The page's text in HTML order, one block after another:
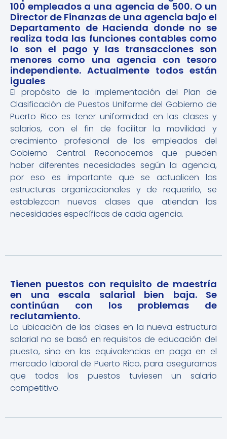
100 empleados a una agencia de 500. O un
Director de Finanzas de una agencia bajo el
Departamento de Hacienda donde no se
realiza toda las funciones contables como
lo son el pago y las transacciones son
menores como una agencia con tesoro
independiente. Actualmente todos están
iguales
El propósito de la implementación del Plan de
Clasificación de Puestos Uniforme del Gobierno de
Puerto Rico es tener uniformidad en las clases y
salarios, con el fin de facilitar la movilidad y
crecimiento profesional de los empleados del
Gobierno Central. Reconocemos que pueden
haber diferentes necesidades según la agencia,
por eso es importante que se actualicen las
estructuras organizacionales y de requerirlo, se
establezcan nuevas clases que atiendan las
necesidades específicas de cada agencia.
Tienen puestos con requisito de maestría
en una escala salarial bien baja. Se
continúan con los problemas de
reclutamiento.
La ubicación de las clases en la nueva estructura
salarial no se basó en requisitos de educación del
puesto, sino en las equivalencias en paga en el
mercado laboral de Puerto Rico, para asegurarnos
que todos los puestos tuviesen un salario
competitivo.